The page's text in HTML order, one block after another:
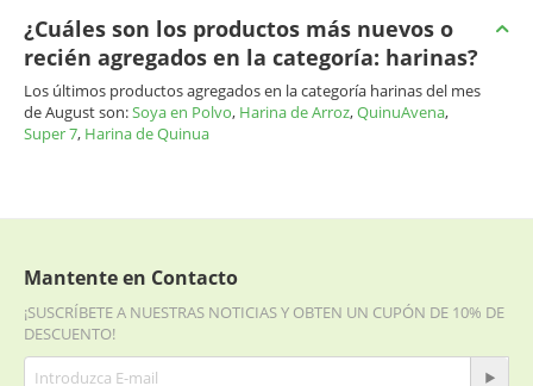
¿Cuáles son los productos más nuevos o
recién agregados en la categoría: harinas?
Los últimos productos agregados en la categoría harinas del mes
de August son:Soya en Polvo, Harina de Arroz,QuinuAvena,
Super 7, Harina de Quinua
Mantente en Contacto
¡SUSCRÍBETE A NUESTRAS NOTICIAS Y OBTEN UN CUPÓN DE 10% DE
DESCUENTO!